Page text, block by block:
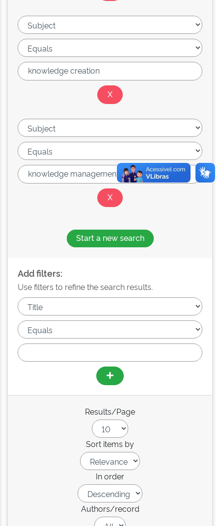
Start a new search
Add filters:
Use filters to refine the search results.
Results/Page
Sort items by
In order
Authors/record